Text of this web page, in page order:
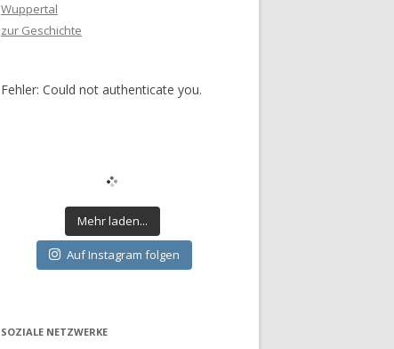
Wuppertal
zur Geschichte
Fehler: Could not authenticate you.
Mehr laden...
Auf Instagram folgen
SOZIALE NETZWERKE